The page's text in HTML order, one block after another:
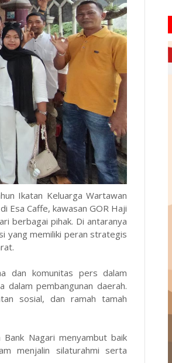
Ikatan Keluarga Wartawan
Esa Caffe, kawasan GOR Haji
berbagai pihak. Di antaranya
yang memiliki peran strategis
dan komunitas pers dalam
dalam pembangunan daerah.
sosial, dan ramah tamah
Nagari menyambut baik
menjalin silaturahmi serta